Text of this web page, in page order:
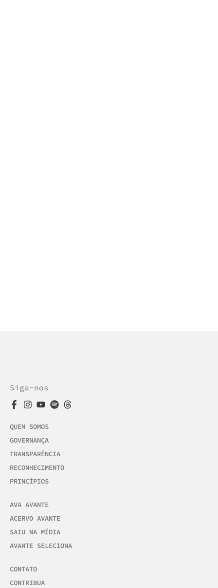
Siga-nos
QUEM SOMOS
GOVERNANÇA
TRANSPARÊNCIA
RECONHECIMENTO
PRINCÍPIOS
AVA AVANTE
ACERVO AVANTE
SAIU NA MÍDIA
AVANTE SELECIONA
CONTATO
CONTRIBUA